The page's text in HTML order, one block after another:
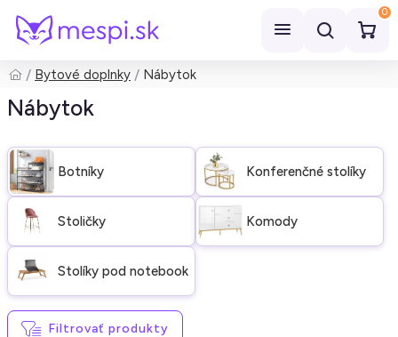
0
Hľadať
Bytové doplnky Nábytok
Nábytok
Botníky Konferenčné stolíky
Stoličky Komody
Stolíky pod notebook
Filtrovať produkty